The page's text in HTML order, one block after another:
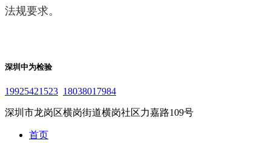
法规要求。
深圳中为检验
19925421523 18038017984
深圳市龙岗区横岗街道横岗社区力嘉路109号
首页